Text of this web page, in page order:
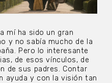
mí ha sido un gran
y no sabía mucho de la
Pero lo interesante
de esos vínculos, de
de sus padres. Contar
ayuda y con la visión tan